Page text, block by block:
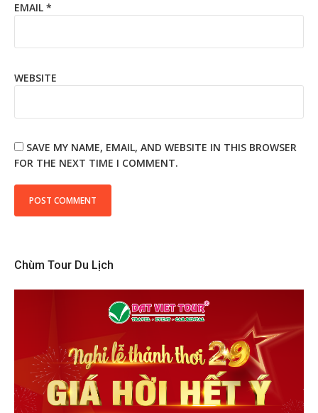
EMAIL *
WEBSITE
SAVE MY NAME, EMAIL, AND WEBSITE IN THIS BROWSER
FOR THE NEXT TIME I COMMENT.
Chùm Tour Du Lịch